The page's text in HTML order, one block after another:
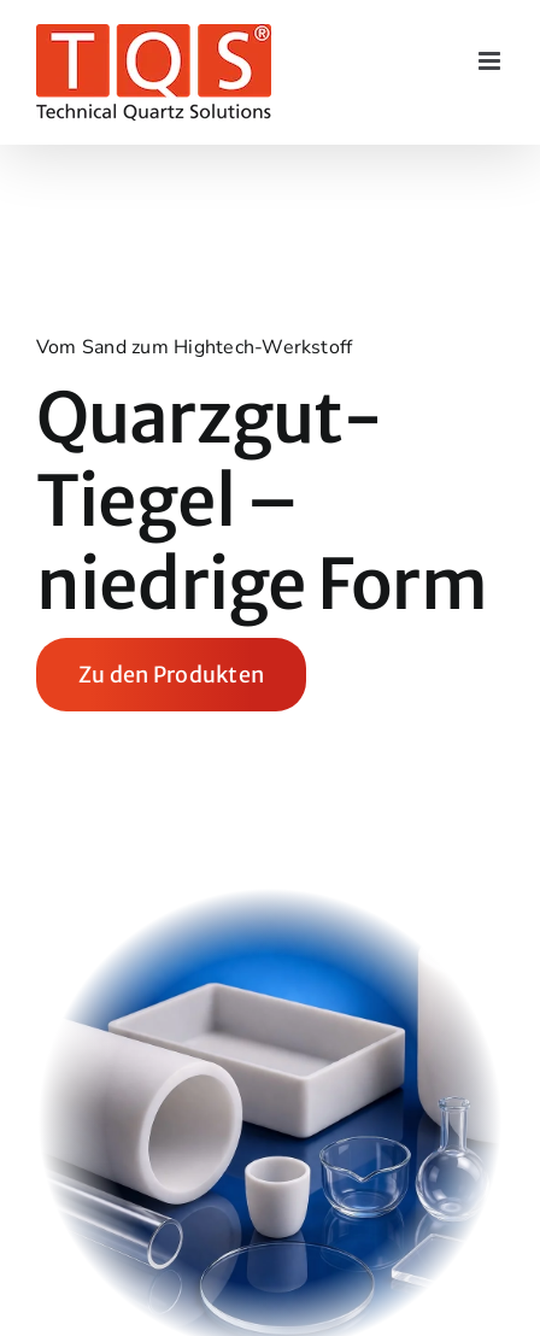
Vom Sand zum Hightech-Werkstoff
Quarzgut-
Tiegel –
niedrige Form
Zu den Produkten